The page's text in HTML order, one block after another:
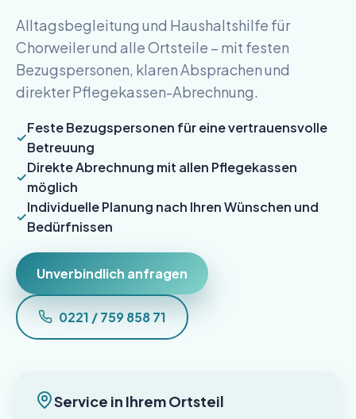
Alltagsbegleitung und Haushaltshilfe für
Chorweiler und alle Ortsteile – mit festen
Bezugspersonen, klaren Absprachen und
direkter Pflegekassen-Abrechnung.
Feste Bezugspersonen für eine vertrauensvolle
Betreuung
Direkte Abrechnung mit allen Pflegekassen
möglich
Individuelle Planung nach Ihren Wünschen und
Bedürfnissen
Unverbindlich anfragen
0221 / 759 858 71
Service in Ihrem Ortsteil